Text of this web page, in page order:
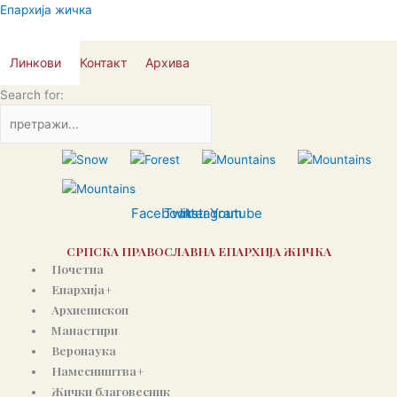
Пређи
Епархија жичка
Линкови Контакт Архива
Search for:
Facebook
Twitter
Instagram
Youtube
СРПСКА ПРАВОСЛАВНА ЕПАРХИЈА ЖИЧКА
Почетна
Епархија+
Архиепископ
Манастири
Веронаука
Намесништва+
Жички благовесник